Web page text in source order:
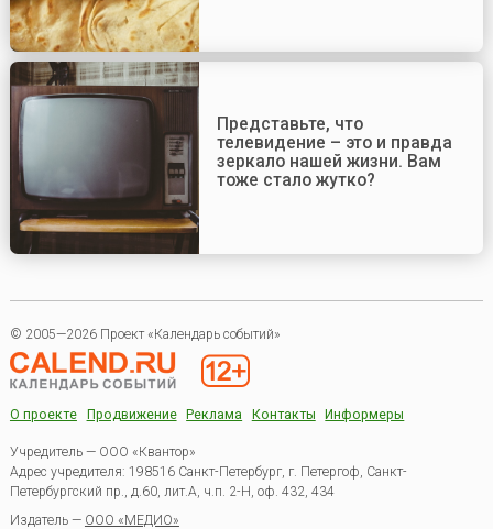
Представьте, что
телевидение – это и правда
зеркало нашей жизни. Вам
тоже стало жутко?
© 2005—2026 Проект «Календарь событий»
О проекте Продвижение Реклама Контакты Информеры
Учредитель — ООО «Квантор»
Адрес учредителя: 198516 Санкт-Петербург, г. Петергоф, Санкт-
Петербургский пр., д.60, лит.А, ч.п. 2-Н, оф. 432, 434
Издатель — ООО «МЕДИО»